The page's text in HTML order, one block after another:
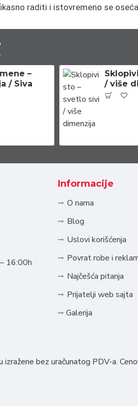
raditi i istovremeno se
–
/ Siva
/ više
16:00h
Informacije
O nama
Blog
Uslovi korišćenja
Povrat robe i
Najčešća pitanja
Prijatelji web sajta
Galerija
izražene bez uračunatog PDV-a.